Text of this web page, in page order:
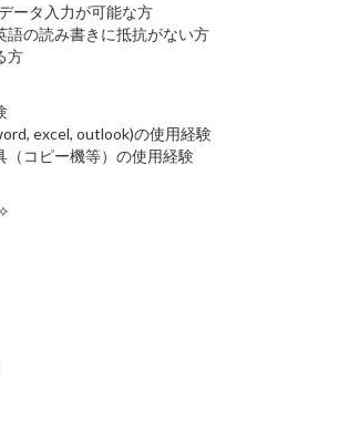
ータ入力が可能な方
語の読み書きに抵抗がない方
方
excel, outlook)の使用経験
（コピー機等）の使用経験